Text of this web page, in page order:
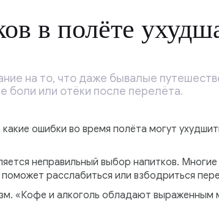
в полёте
на то, что даже бывалые
боли или отёки после перелёта.
ошибки во время полёта могут
неправильный выбор напитков.
расслабиться или взбодриться
«Кофе и алкоголь обладают выраженным